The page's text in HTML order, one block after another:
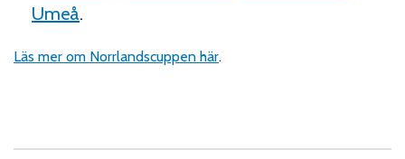
Umeå.
Läs mer om Norrlandscuppen här.